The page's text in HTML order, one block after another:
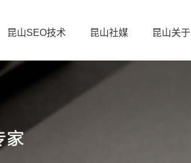
昆山SEO技术 昆山社媒 昆山关于